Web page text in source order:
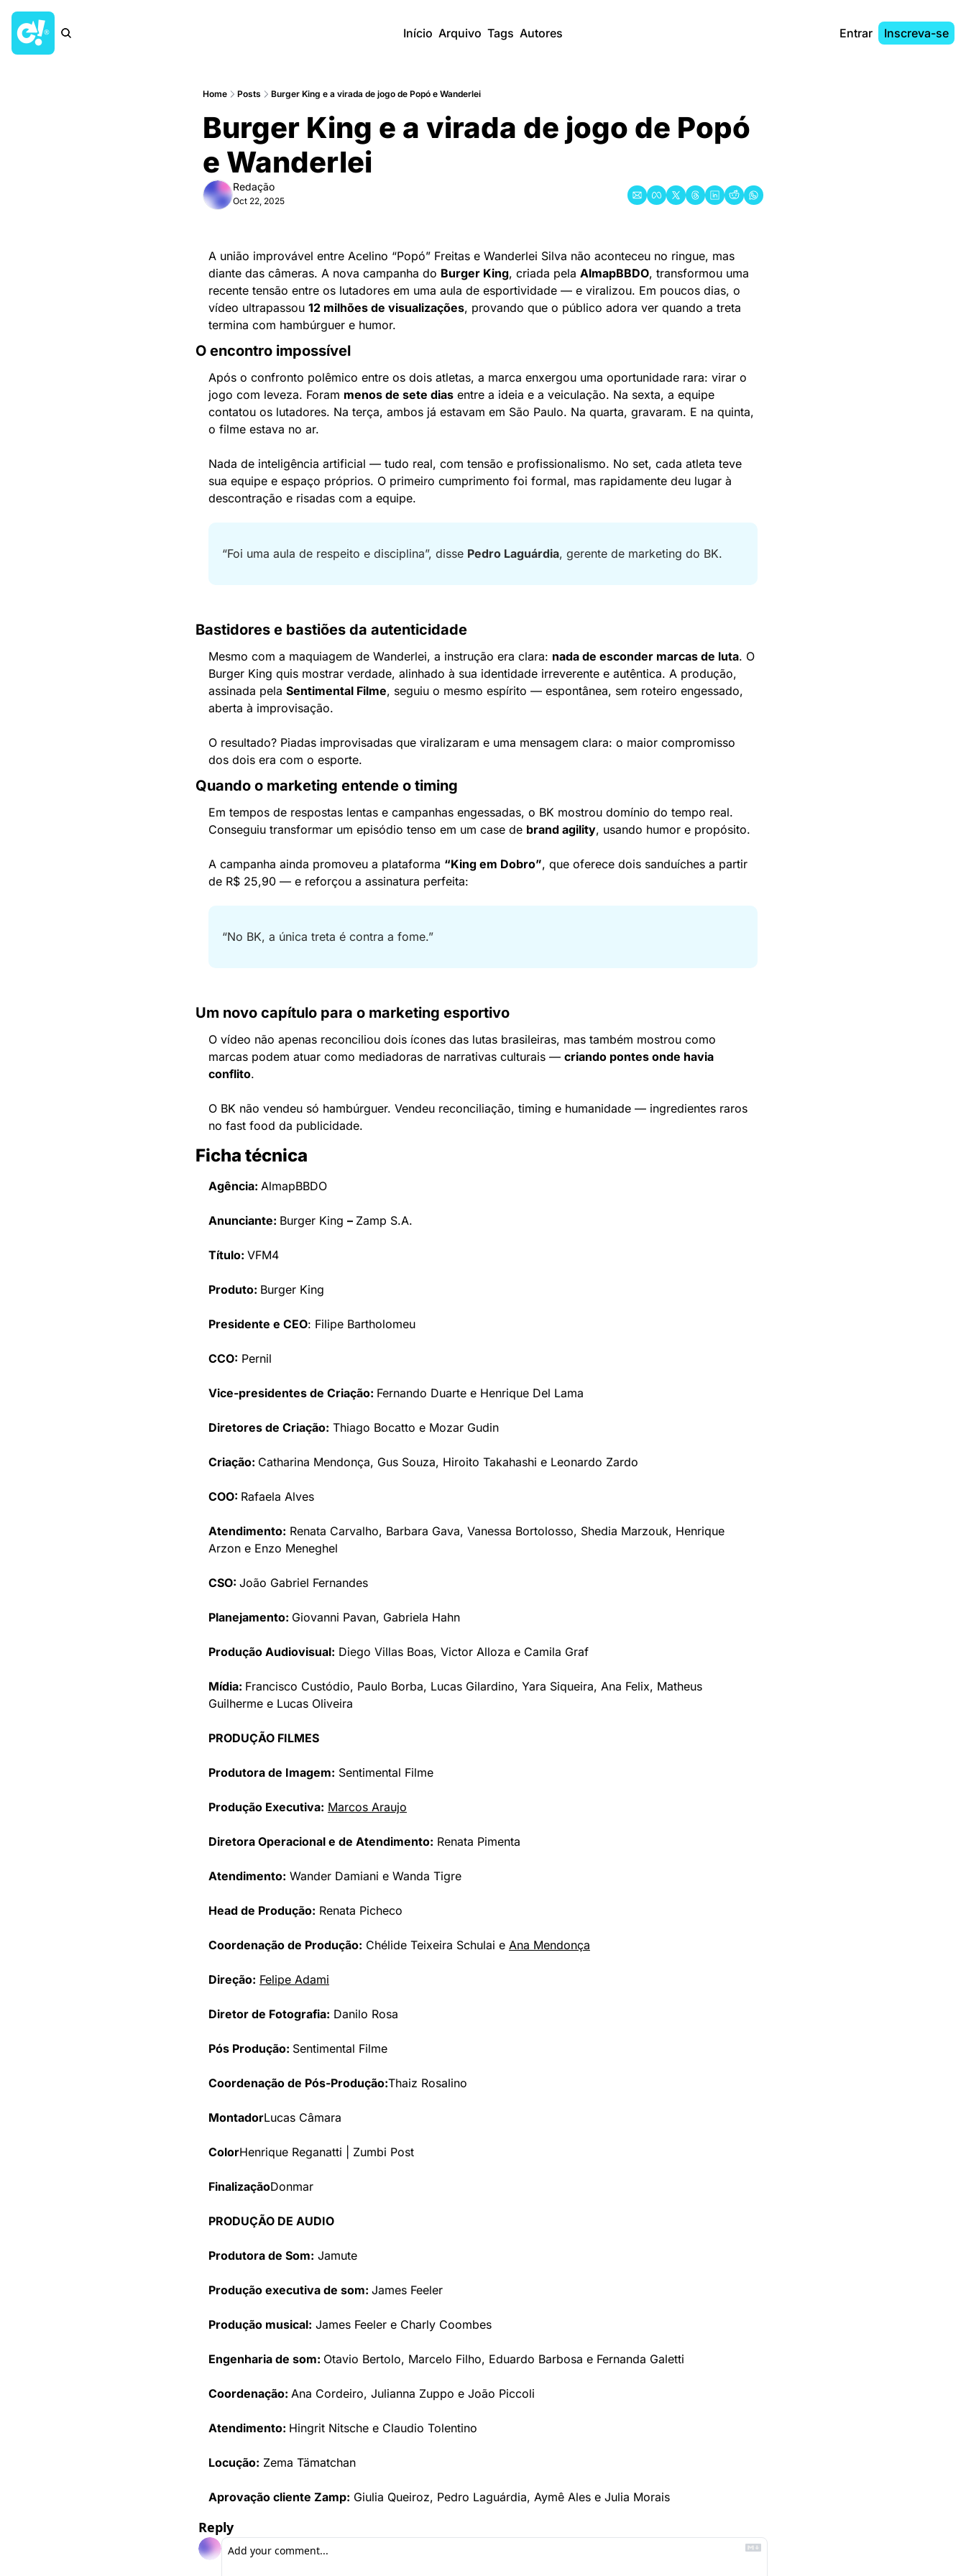
Início Arquivo Tags Autores Entrar Inscreva-se
Home Posts Burger King e a virada de jogo de Popó e Wanderlei
Burger King e a virada de jogo de Popó
e Wanderlei
Redação
Oct 22, 2025
A união improvável entre Acelino “Popó” Freitas e Wanderlei Silva não aconteceu no ringue, mas
diante das câmeras. A nova campanha do Burger King, criada pela AlmapBBDO, transformou uma
recente tensão entre os lutadores em uma aula de esportividade — e viralizou. Em poucos dias, o
vídeo ultrapassou 12 milhões de visualizações, provando que o público adora ver quando a treta
termina com hambúrguer e humor.
O encontro impossível
Após o confronto polêmico entre os dois atletas, a marca enxergou uma oportunidade rara: virar o
jogo com leveza. Foram menos de sete dias entre a ideia e a veiculação. Na sexta, a equipe
contatou os lutadores. Na terça, ambos já estavam em São Paulo. Na quarta, gravaram. E na quinta,
o filme estava no ar.
Nada de inteligência artificial — tudo real, com tensão e profissionalismo. No set, cada atleta teve
sua equipe e espaço próprios. O primeiro cumprimento foi formal, mas rapidamente deu lugar à
descontração e risadas com a equipe.
“Foi uma aula de respeito e disciplina”, disse Pedro Laguárdia, gerente de marketing do BK.
Bastidores e bastiões da autenticidade
Mesmo com a maquiagem de Wanderlei, a instrução era clara: nada de esconder marcas de luta. O
Burger King quis mostrar verdade, alinhado à sua identidade irreverente e autêntica. A produção,
assinada pela Sentimental Filme, seguiu o mesmo espírito — espontânea, sem roteiro engessado,
aberta à improvisação.
O resultado? Piadas improvisadas que viralizaram e uma mensagem clara: o maior compromisso
dos dois era com o esporte.
Quando o marketing entende o timing
Em tempos de respostas lentas e campanhas engessadas, o BK mostrou domínio do tempo real.
Conseguiu transformar um episódio tenso em um case de brand agility, usando humor e propósito.
A campanha ainda promoveu a plataforma “King em Dobro”, que oferece dois sanduíches a partir
de R$ 25,90 — e reforçou a assinatura perfeita:
“No BK, a única treta é contra a fome.”
Um novo capítulo para o marketing esportivo
O vídeo não apenas reconciliou dois ícones das lutas brasileiras, mas também mostrou como
marcas podem atuar como mediadoras de narrativas culturais — criando pontes onde havia
conflito.
O BK não vendeu só hambúrguer. Vendeu reconciliação, timing e humanidade — ingredientes raros
no fast food da publicidade.
Ficha técnica
Agência: AlmapBBDO
Anunciante: Burger King – Zamp S.A.
Título: VFM4
Produto: Burger King
Presidente e CEO: Filipe Bartholomeu
CCO: Pernil
Vice-presidentes de Criação: Fernando Duarte e Henrique Del Lama
Diretores de Criação: Thiago Bocatto e Mozar Gudin
Criação: Catharina Mendonça, Gus Souza, Hiroito Takahashi e Leonardo Zardo
COO: Rafaela Alves
Atendimento: Renata Carvalho, Barbara Gava, Vanessa Bortolosso, Shedia Marzouk, Henrique
Arzon e Enzo Meneghel
CSO: João Gabriel Fernandes
Planejamento: Giovanni Pavan, Gabriela Hahn
Produção Audiovisual: Diego Villas Boas, Victor Alloza e Camila Graf
Mídia: Francisco Custódio, Paulo Borba, Lucas Gilardino, Yara Siqueira, Ana Felix, Matheus
Guilherme e Lucas Oliveira
PRODUÇÃO FILMES
Produtora de Imagem: Sentimental Filme
Produção Executiva: Marcos Araujo
Diretora Operacional e de Atendimento: Renata Pimenta
Atendimento: Wander Damiani e Wanda Tigre
Head de Produção: Renata Picheco
Coordenação de Produção: Chélide Teixeira Schulai e Ana Mendonça
Direção: Felipe Adami
Diretor de Fotografia: Danilo Rosa
Pós Produção: Sentimental Filme
Coordenação de Pós-Produção:Thaiz Rosalino
MontadorLucas Câmara
ColorHenrique Reganatti | Zumbi Post
FinalizaçãoDonmar
PRODUÇÃO DE AUDIO
Produtora de Som: Jamute
Produção executiva de som: James Feeler
Produção musical: James Feeler e Charly Coombes
Engenharia de som: Otavio Bertolo, Marcelo Filho, Eduardo Barbosa e Fernanda Galetti
Coordenação: Ana Cordeiro, Julianna Zuppo e João Piccoli
Atendimento: Hingrit Nitsche e Claudio Tolentino
Locução: Zema Tämatchan
Aprovação cliente Zamp: Giulia Queiroz, Pedro Laguárdia, Aymê Ales e Julia Morais
Reply